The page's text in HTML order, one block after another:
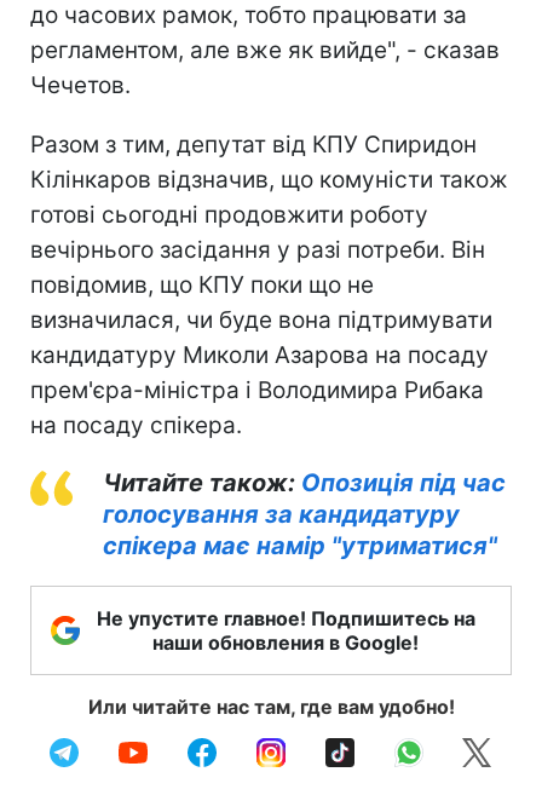
до часових рамок, тобто працювати за
регламентом, але вже як вийде", - сказав
Чечетов.
Разом з тим, депутат від КПУ Спиридон
Кілінкаров відзначив, що комуністи також
готові сьогодні продовжити роботу
вечірнього засідання у разі потреби. Він
повідомив, що КПУ поки що не
визначилася, чи буде вона підтримувати
кандидатуру Миколи Азарова на посаду
прем'єра-міністра і Володимира Рибака
на посаду спікера.
Читайте також: Опозиція під час
голосування за кандидатуру
спікера має намір "утриматися"
Не упустите главное! Подпишитесь на
наши обновления в Google!
Или читайте нас там, где вам удобно!